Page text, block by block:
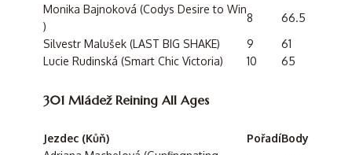
Monika Bajnoková (Codys Desire to Win
)
8
66.5
Silvestr Malušek (LAST BIG SHAKE)
9
61
Lucie Rudinská (Smart Chic Victoria)
10 65
301 Mládež Reining All Ages
Jezdec (Kůň) PořadíBody